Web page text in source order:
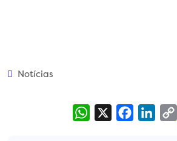
Notícias
WhatsApp Facebook